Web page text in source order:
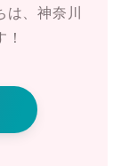
、神奈川